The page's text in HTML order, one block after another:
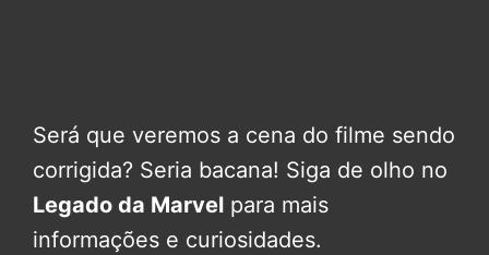
Será que veremos a cena do filme sendo
corrigida? Seria bacana! Siga de olho no
Legado da Marvel para mais
informações e curiosidades.